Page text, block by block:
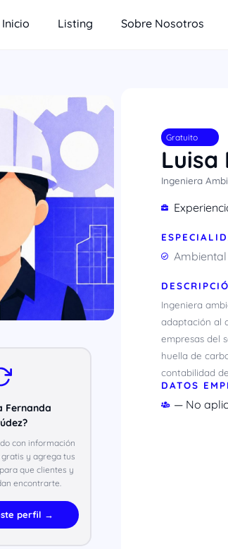
Inicio Listing Sobre Nosotros
Fernanda
con información
y agrega tus
que clientes y
encontrarte.
perfil →
Gratuito
Luisa
Ingeniera
Ambiental
Ingeniera
adaptación al
empresas del
huella de
contabilidad
DATOS
— No